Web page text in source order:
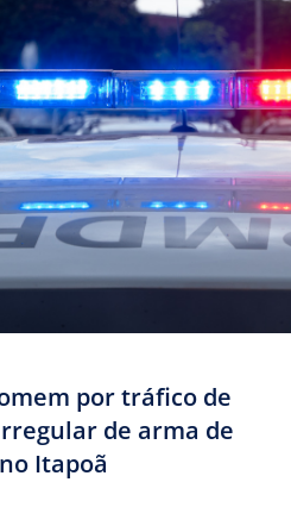
por tráfico de
de arma de
Itapoã